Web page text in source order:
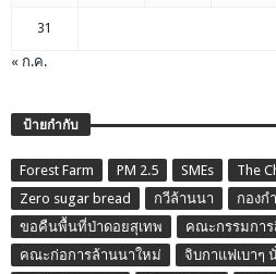
31
« ก.ค.
ป้ายกำกับ
Forest Farm PM 2.5 SMEs
The
Zero sugar bread
กวีล้านนา กองก
ขอคืนพื้นที่ป่าดอยสุเทพ
คณะกรรมกา
คณะก่อการล้านนาใหม่
จิบกาแฟเบาๆ